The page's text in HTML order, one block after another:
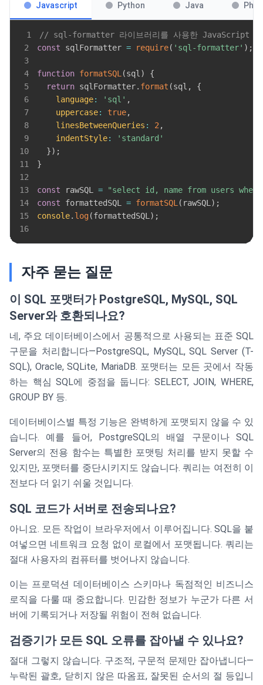
Javascript Python Java Php
1
// sql-formatter 라이브러리를 사용한 JavaScript
2
const sqlFormatter = require( 'sql-formatter' ) ;
3
4
function formatSQL (sql )
{
5
return sqlFormatter. format (sql ,
{
6
language: 'sql' ,
7
uppercase: true,
8
linesBetweenQueries : 2 ,
9
indentStyle:
'standard'
10
}) ;
11
}
12
13
const rawSQL =
"select id, name from users
14
const formattedSQL = formatSQL ( rawSQL ) ;
15
console. log(formattedSQL ) ;
16
자주 묻는 질문
이 SQL 포맷터가 PostgreSQL, MySQL, SQL
Server와 호환되나요?
네, 주요 데이터베이스에서 공통적으로 사용되는 표준 SQL
구문을 처리합니다—PostgreSQL, MySQL, SQL Server (T-
SQL), Oracle, SQLite, MariaDB. 포맷터는 모든 곳에서 작동
하는 핵심 SQL에 중점을 둡니다: SELECT, JOIN, WHERE,
GROUP BY 등.
데이터베이스별 특정 기능은 완벽하게 포맷되지 않을 수 있
습니다. 예를 들어, PostgreSQL의 배열 구문이나 SQL
Server의 전용 함수는 특별한 포맷팅 처리를 받지 못할 수
있지만, 포맷터를 중단시키지도 않습니다. 쿼리는 여전히 이
전보다 더 읽기 쉬울 것입니다.
SQL 코드가 서버로 전송되나요?
아니요. 모든 작업이 브라우저에서 이루어집니다. SQL을 붙
여넣으면 네트워크 요청 없이 로컬에서 포맷됩니다. 쿼리는
절대 사용자의 컴퓨터를 벗어나지 않습니다.
이는 프로덕션 데이터베이스 스키마나 독점적인 비즈니스
로직을 다룰 때 중요합니다. 민감한 정보가 누군가 다른 서
버에 기록되거나 저장될 위험이 전혀 없습니다.
검증기가 모든 SQL 오류를 잡아낼 수 있나요?
절대 그렇지 않습니다. 구조적, 구문적 문제만 잡아냅니다—
누락된 괄호, 닫히지 않은 따옴표, 잘못된 순서의 절 등입니